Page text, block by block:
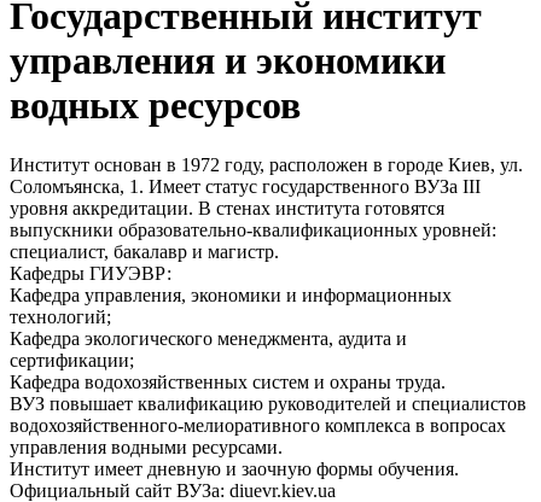
Государственный институт
управления и экономики
водных ресурсов
Институт основан в 1972 году, расположен в городе Киев, ул.
Соломъянска, 1. Имеет статус государственного ВУЗа III
уровня аккредитации. В стенах института готовятся
выпускники образовательно-квалификационных уровней:
специалист, бакалавр и магистр.
Кафедры ГИУЭВР:
Кафедра управления, экономики и информационных
технологий;
Кафедра экологического менеджмента, аудита и
сертификации;
Кафедра водохозяйственных систем и охраны труда.
ВУЗ повышает квалификацию руководителей и специалистов
водохозяйственного-мелиоративного комплекса в вопросах
управления водными ресурсами.
Институт имеет дневную и заочную формы обучения.
Официальный сайт ВУЗа: diuevr.kiev.ua